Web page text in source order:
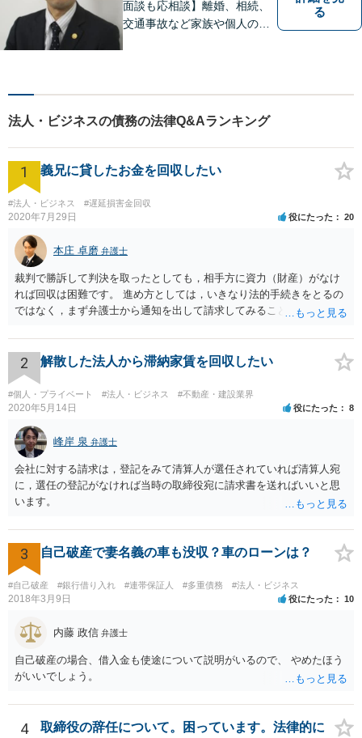
面談も応相談】離婚、相続、
交通事故など家族や個人のト
を聞き、具体的な解決案をご
提案させていただきます。
る
法人・ビジネスの債務の法律Q&Aランキング
1 義兄に貸したお金を回収したい
#法人・ビジネス #遅延損害金回収
2020年7月29日 役にたった 20
本庄 卓磨 弁護士
裁判で勝訴して判決を取ったとしても，相手方に資力（財産）がなけ
れば回収は困難です。 進め方としては，いきなり法的手続きをとるの
ではなく，まず弁護士から通知を出して請求してみることを検討すべ
2 解散した法人から滞納家賃を回収したい
#個人・プライベート #法人・ビジネス #不動産・建設業界
2020年5月14日 役にたった 8
峰岸 泉 弁護士
会社に対する請求は，登記をみて清算人が選任されていれば清算人宛
に，選任の登記がなければ当時の取締役宛に請求書を送ればいいと思
います。
3 自己破産で妻名義の車も没収？車のローンは？
#自己破産 #銀行借り入れ #連帯保証人 #多重債務 #法人・ビジネス
2018年3月9日 役にたった 10
内藤 政信 弁護士
自己破産の場合、借入金も使途について説明がいるので、 やめたほう
がいいでしょう。
4
取締役の辞任について。困っています。法律的に